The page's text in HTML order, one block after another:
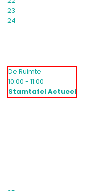
23
24
De Ruimte
10:00 - 11:00
Stamtafel Actueel